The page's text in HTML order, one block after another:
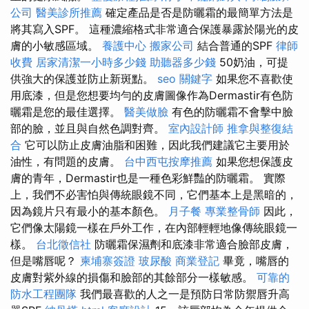
公司 醫美診所推薦 確定產品是否是防曬霜的最簡單方法是
將其寫入SPF。 這種濃縮格式非常適合保護暴露於陽光的皮
膚的小敏感區域。 養護中心 搬家公司 結合普通的SPF 律師
收費 居家清潔一小時多少錢 助聽器多少錢 50奶油，可提
供強大的保護並防止新斑點。 seo 關鍵字 如果您不喜歡使
用底漆，但是您想要均勻的皮膚圖像作為Dermastir有色防
曬霜是您的最佳選擇。 醫美做臉 有色的防曬霜不會擊中臉
部的臉，並且與自然色調對齊。 室內設計師 推拿與整復結
合 它可以防止皮膚油脂和困難，因此我們建議它主要用於
油性，有問題的皮膚。 台中西屯按摩推薦 如果您想保護皮
膚的青年，Dermastir也是一種色彩鮮豔的防曬霜。 實際
上，我們不必害怕與傳統眼鏡不同，它們基本上是黑暗的，
因為鏡片只有最小的基本顏色。 月子餐 專業整骨師 因此，
它們像太陽鏡一樣在戶外工作，在內部輕輕地像傳統眼鏡一
樣。 台北徵信社 防曬霜保濕劑和底漆非常適合臉部皮膚，
但是嘴唇呢？ 柬埔寨簽證 玻尿酸 商業登記 畢竟，嘴唇的
皮膚對紫外線的損傷和臉部的其餘部分一樣敏感。 可靠的
防水工程團隊 我們最喜歡的人之一是預防日常防禦唇升高